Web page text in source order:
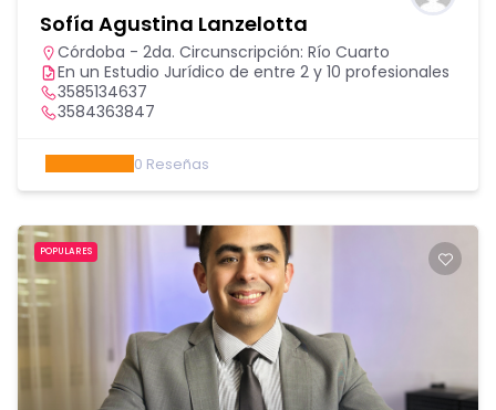
Sofía Agustina Lanzelotta
Córdoba - 2da. Circunscripción: Río Cuarto
En un Estudio Jurídico de entre 2 y 10 profesionales
3585134637
3584363847
0 Reseñas
POPULARES